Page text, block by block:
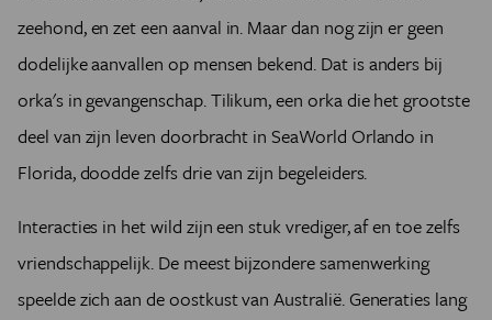
zeehond, en zet een aanval in. Maar dan nog zijn er geen
dodelijke aanvallen op mensen bekend. Dat is anders bij
orka's in gevangenschap. Tilikum, een orka die het grootste
deel van zijn leven doorbracht in SeaWorld Orlando in
Florida, doodde zelfs drie van zijn begeleiders.
Interacties in het wild zijn een stuk vrediger, af en toe zelfs
vriendschappelijk. De meest bijzondere samenwerking
speelde zich aan de oostkust van Australië. Generaties lang